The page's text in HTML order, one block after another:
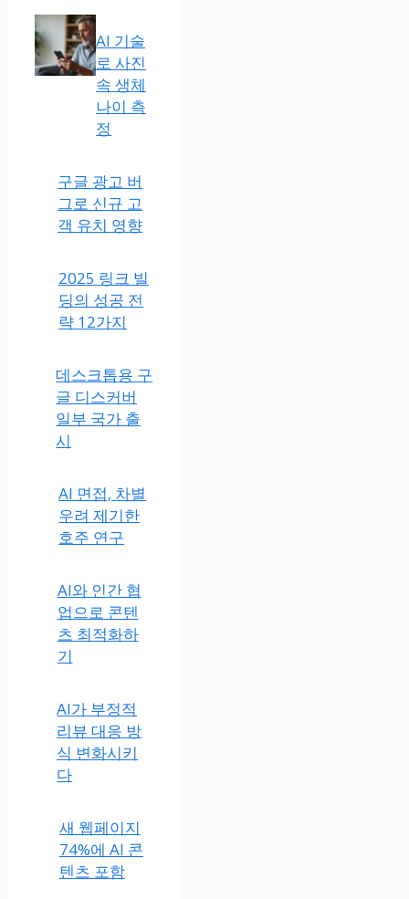
AI 기술
로 사진
속 생체
나이 측
정
구글 광
고 버그
로 신규
치 영향
2025 링크 빌
략 12가지
데스크톱용 구
글 디스커버
시
AI 면접, 차별
호주 연구
AI와 인간 협
업으로 콘텐
기
AI가 부정적
리뷰 대응 방
다
새 웹페이지